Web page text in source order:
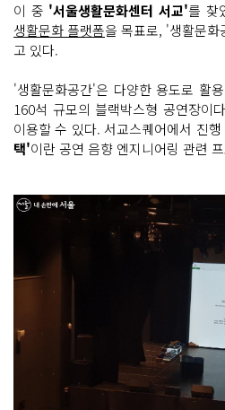
이 중 '서울생활문화센터 서교'를 찾
생활문화 플랫폼을 목표로, '생활문
고 있다.
'생활문화공간'은 다양한 용도로 활
160석 규모의 블랙박스형 공연장이
이용할 수 있다. 서교스퀘어에서 진행
택'이란 공연 음향 엔지니어링 관련